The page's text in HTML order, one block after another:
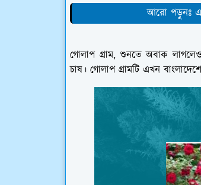
আরো পড়ুনঃ
গোলাপ গ্রাম, শুনতে অবাক
চাষ। গোলাপ গ্রামটি এখন